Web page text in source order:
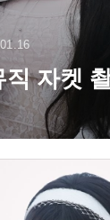
직 자켓